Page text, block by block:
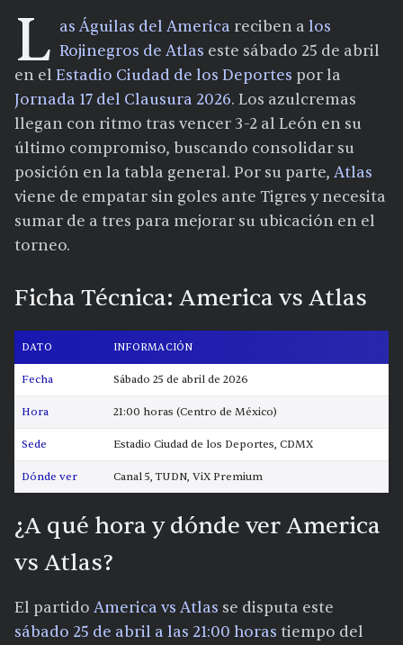
L as Águilas del America reciben a los
Rojinegros de Atlas este sábado 25 de abril
en el Estadio Ciudad de los Deportes por la
Jornada 17 del Clausura 2026. Los azulcremas
llegan con ritmo tras vencer 3-2 al León en su
último compromiso, buscando consolidar su
posición en la tabla general. Por su parte, Atlas
viene de empatar sin goles ante Tigres y necesita
sumar de a tres para mejorar su ubicación en el
torneo.
Ficha Técnica: America vs Atlas
DATO INFORMACIÓN
Fecha Sábado 25 de abril de 2026
Hora 21:00 horas (Centro de México)
Sede Estadio Ciudad de los Deportes, CDMX
Dónde ver Canal 5, TUDN, ViX Premium
¿A qué hora y dónde ver America
vs Atlas?
El partido America vs Atlas se disputa este
sábado 25 de abril a las 21:00 horas tiempo del